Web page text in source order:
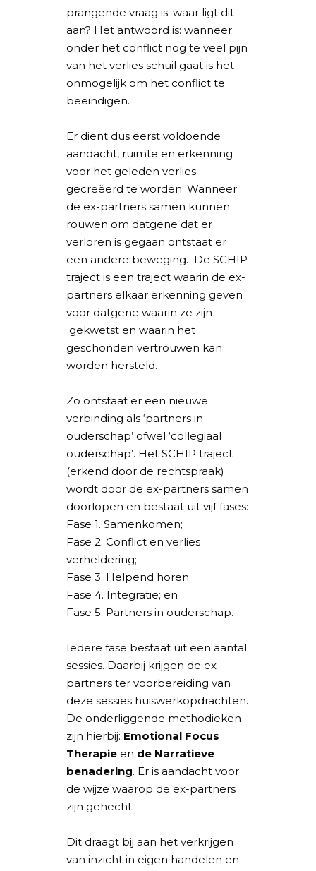
prangende vraag is: waar ligt dit
aan? Het antwoord is: wanneer
onder het conflict nog te veel pijn
van het verlies schuil gaat is het
onmogelijk om het conflict te
beëindigen.
Er dient dus eerst voldoende
aandacht, ruimte en erkenning
voor het geleden verlies
gecreëerd te worden. Wanneer
de ex-partners samen kunnen
rouwen om datgene dat er
verloren is gegaan ontstaat er
een andere beweging. De SCHIP
traject is een traject waarin de ex-
partners elkaar erkenning geven
voor datgene waarin ze zijn
gekwetst en waarin het
geschonden vertrouwen kan
worden hersteld.
Zo ontstaat er een nieuwe
verbinding als ‘partners in
ouderschap’ ofwel ‘collegiaal
ouderschap’. Het SCHIP traject
(erkend door de rechtspraak)
wordt door de ex-partners samen
doorlopen en bestaat uit vijf fases:
Fase 1. Samenkomen;
Fase 2. Conflict en verlies
verheldering;
Fase 3. Helpend horen;
Fase 4. Integratie; en
Fase 5. Partners in ouderschap.
Iedere fase bestaat uit een aantal
sessies. Daarbij krijgen de ex-
partners ter voorbereiding van
deze sessies huiswerkopdrachten.
De onderliggende methodieken
zijn hierbij: Emotional Focus
Therapie en de Narratieve
benadering. Er is aandacht voor
de wijze waarop de ex-partners
zijn gehecht.
Dit draagt bij aan het verkrijgen
van inzicht in eigen handelen en